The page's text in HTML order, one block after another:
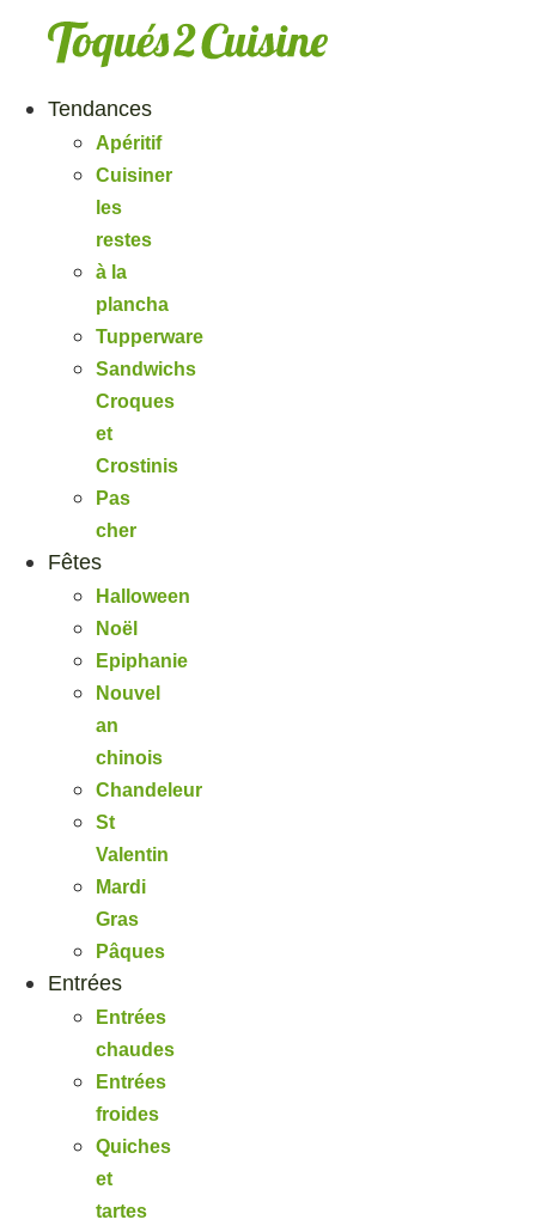
Tendances
Apéritif
Cuisiner
les
restes
à la
plancha
Tupperware
Sandwichs
Croques
et
Crostinis
Pas
cher
Fêtes
Halloween
Noël
Epiphanie
Nouvel
an
chinois
Chandeleur
St
Valentin
Mardi
Gras
Pâques
Entrées
Entrées
chaudes
Entrées
froides
Quiches
et
tartes